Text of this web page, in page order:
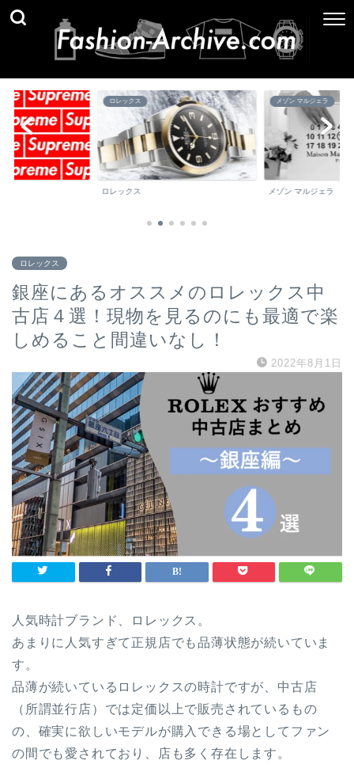
ロレックス
ロレックス
メゾン マルジェラ
メゾン マルジェラ
ロレックス
銀座にあるオススメのロレックス中
古店４選！現物を見るのにも最適で楽
しめること間違いなし！
2022年8月1日
人気時計ブランド、ロレックス。
あまりに人気すぎて正規店でも品薄状態が続いていま
す。
品薄が続いているロレックスの時計ですが、中古店
（所謂並行店）では定価以上で販売されているもの
の、確実に欲しいモデルが購入できる場としてファン
の間でも愛されており、店も多く存在します。